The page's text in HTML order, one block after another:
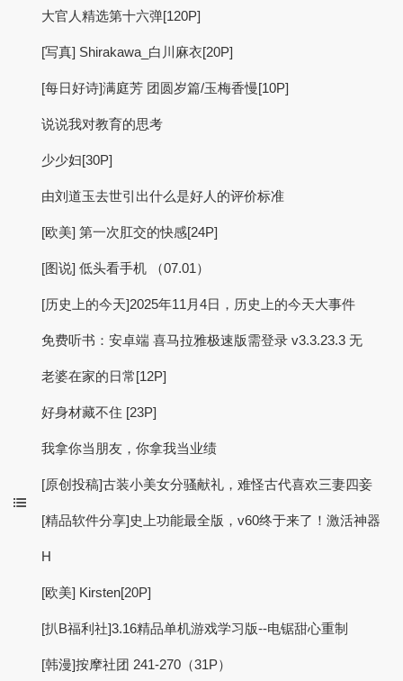
大官人精选第十六弹[120P]
[写真] Shirakawa_白川麻衣[20P]
[每日好诗]满庭芳 团圆岁篇/玉梅香慢[10P]
说说我对教育的思考
少少妇[30P]
由刘道玉去世引出什么是好人的评价标准
[欧美] 第一次肛交的快感[24P]
[图说] 低头看手机 （07.01）
[历史上的今天]2025年11月4日，历史上的今天大事件
免费听书：安卓端 喜马拉雅极速版需登录 v3.3.23.3 无
老婆在家的日常[12P]
好身材藏不住 [23P]
我拿你当朋友，你拿我当业绩
[原创投稿]古装小美女分骚献礼，难怪古代喜欢三妻四妾
[精品软件分享]史上功能最全版，v60终于来了！激活神器
H
[欧美] Kirsten[20P]
[扒B福利社]3.16精品单机游戏学习版--电锯甜心重制
[韩漫]按摩社团 241-270（31P）